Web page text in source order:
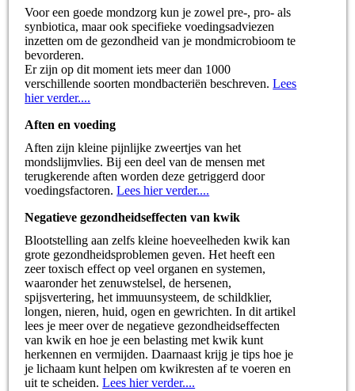
Voor een goede mondzorg kun je zowel pre-, pro- als
synbiotica, maar ook specifieke voedingsadviezen
inzetten om de gezondheid van je mondmicrobioom te
bevorderen.
Er zijn op dit moment iets meer dan 1000
verschillende soorten mondbacteriën beschreven.Lees
hier verder....
Aften en voeding
Aften zijn kleine pijnlijke zweertjes van het
mondslijmvlies. Bij een deel van de mensen met
terugkerende aften worden deze getriggerd door
voedingsfactoren.Lees hier verder....
Negatieve gezondheidseffecten van kwik
Blootstelling aan zelfs kleine hoeveelheden kwik kan
grote gezondheidsproblemen geven. Het heeft een
zeer toxisch effect op veel organen en systemen,
waaronder het zenuwstelsel, de hersenen,
spijsvertering, het immuunsysteem, de schildklier,
longen, nieren, huid, ogen en gewrichten. In dit artikel
lees je meer over de negatieve gezondheidseffecten
van kwik en hoe je een belasting met kwik kunt
herkennen en vermijden. Daarnaast krijg je tips hoe je
je lichaam kunt helpen om kwikresten af te voeren en
uit te scheiden.Lees hier verder....